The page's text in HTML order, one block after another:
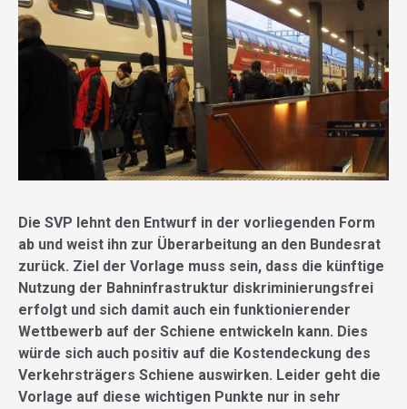
Die SVP lehnt den Entwurf in der vorliegenden Form
ab und weist ihn zur Überarbeitung an den Bundesrat
zurück. Ziel der Vorlage muss sein, dass die künftige
Nutzung der Bahninfrastruktur diskriminierungsfrei
erfolgt und sich damit auch ein funktionierender
Wettbewerb auf der Schiene entwickeln kann. Dies
würde sich auch positiv auf die Kostendeckung des
Verkehrsträgers Schiene auswirken. Leider geht die
Vorlage auf diese wichtigen Punkte nur in sehr